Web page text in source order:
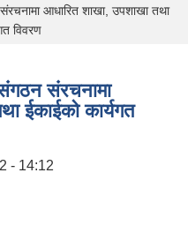
आधारित शाखा, उपशाखा तथा
विवरण
संगठन संरचनामा
ईकाईको कार्यगत
- 14:12